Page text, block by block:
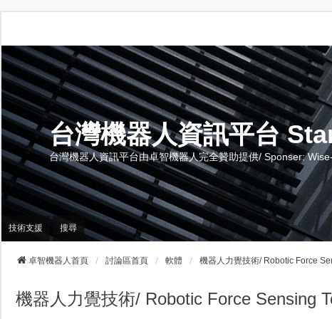
台灣機器人資訊平台
台灣機器人資訊平台由卓智機器人完全贊助提供/ Sponser:
技術支援 搜尋
卓智機器人首頁 討論區首頁 軟體 機器人力覺技術/ Robotic Force
機器人力覺技術/ Robotic Force Sensing